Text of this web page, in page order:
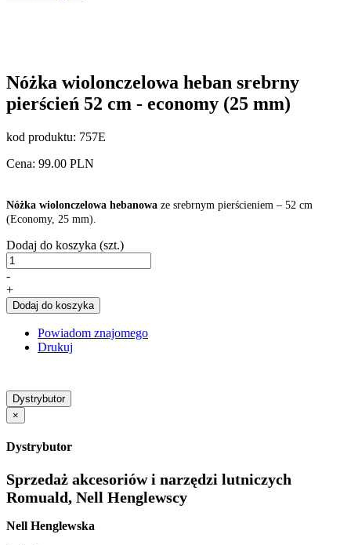
Nóżka wiolonczelowa heban srebrny
pierścień 52 cm - economy (25 mm)
kod produktu: 757E
Cena: 99.00 PLN
Nóżka wiolonczelowa hebanowa ze srebrnym pierścieniem – 52 cm
(Economy, 25 mm).
Dodaj do koszyka (szt.)
-
+
Dodaj do koszyka
Powiadom znajomego
Drukuj
Dystrybutor
×
Dystrybutor
Sprzedaż akcesoriów i narzędzi lutniczych
Romuald, Nell Henglewscy
Nell Henglewska